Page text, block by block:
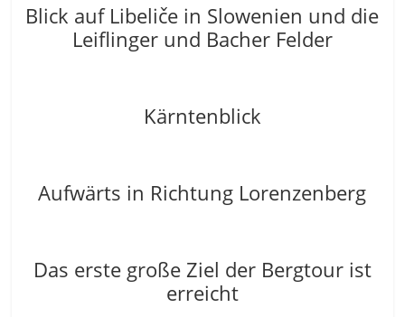
Blick auf Libeliče in Slowenien und die
Leiflinger und Bacher Felder
Kärntenblick
Aufwärts in Richtung Lorenzenberg
Das erste große Ziel der Bergtour ist
erreicht